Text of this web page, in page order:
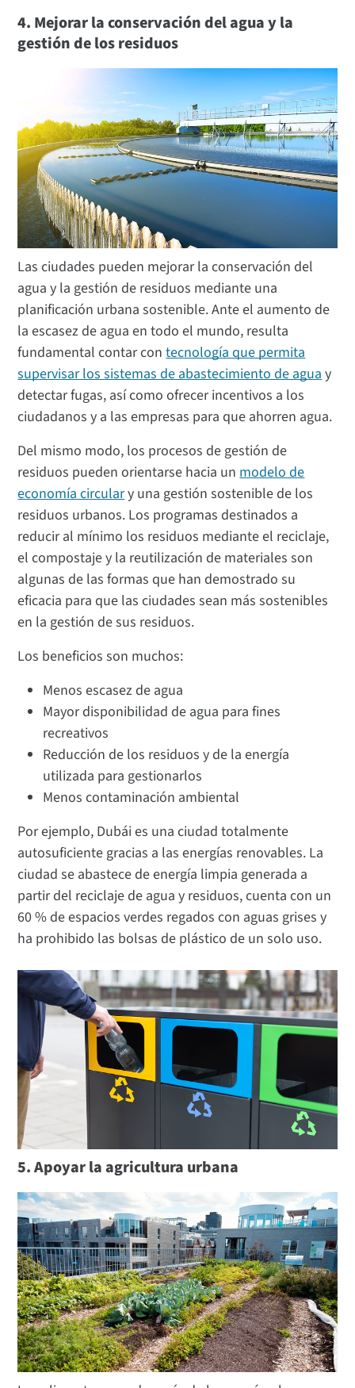
4. Mejorar la conservación del agua y la
gestión de los residuos
Las ciudades pueden mejorar la conservación del
agua y la gestión de residuos mediante una
planificación urbana sostenible. Ante el aumento de
la escasez de agua en todo el mundo, resulta
fundamental contar contecnología que permita
supervisar los sistemas de abastecimiento de agua y
detectar fugas, así como ofrecer incentivos a los
ciudadanos y a las empresas para que ahorren agua.
Del mismo modo, los procesos de gestión de
residuos pueden orientarse hacia un modelo de
economía circulary una gestión sostenible de los
residuos urbanos. Los programas destinados a
reducir al mínimo los residuos mediante el reciclaje,
el compostaje y la reutilización de materiales son
algunas de las formas que han demostrado su
eficacia para que las ciudades sean más sostenibles
en la gestión de sus residuos.
Los beneficios son muchos:
Menos escasez de agua
Mayor disponibilidad de agua para fines
recreativos
Reducción de los residuos y de la energía
utilizada para gestionarlos
Menos contaminación ambiental
Por ejemplo, Dubái es una ciudad totalmente
autosuficiente gracias a las energías renovables. La
ciudad se abastece de energía limpia generada a
partir del reciclaje de agua y residuos, cuenta con un
60 % de espacios verdes regados con aguas grises y
ha prohibido las bolsas de plástico de un solo uso.
5. Apoyar la agricultura urbana